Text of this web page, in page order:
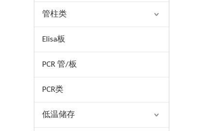
管柱类
Elisa板
PCR 管/板
PCR类
低温储存